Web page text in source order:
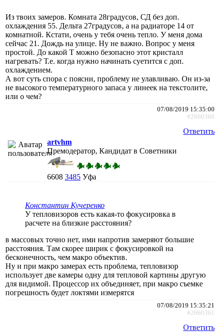
Из твоих замеров. Комната 28градусов, СД без доп.
охлаждения 55. Дельта 27градусов, а на радиаторе 14 от
комнатной. Кстати, очень у тебя очень тепло. У меня дома
сейчас 21. Дождь на улице. Ну не важно. Вопрос у меня
простой. До какой Т можно безопасно этот кристалл
нагревать? Т.е. когда нужно начинать суетится с доп.
охлаждением.
А вот суть спора с поясни, проблему не улавливаю. Он из-за
не высокого температурного запаса у линеек на текстолите,
или о чем?
07/08/2019 15:35:00
#2660360
Ответить
artvhm
Премодератор, Кандидат в Советники
6608 3485 Уфа
Константин Кучеренко
У тепловизоров есть какая-то фокусировка в
расчете на близкие расстояния?
в массовых точно нет, ими напротив замеряют большие
расстояния. Там скорее ширик с фокусировкой на
бесконечность, чем макро объектив.
Ну и при макро замерах есть проблема, тепловизор
использует две камеры одну для тепловой картины другую
для видимой. Процессор их объединяет, при макро съемке
погрешность будет локтями измерятся
07/08/2019 15:35:21
#2660361
Ответить